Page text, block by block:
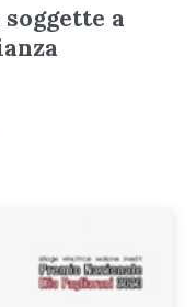
a